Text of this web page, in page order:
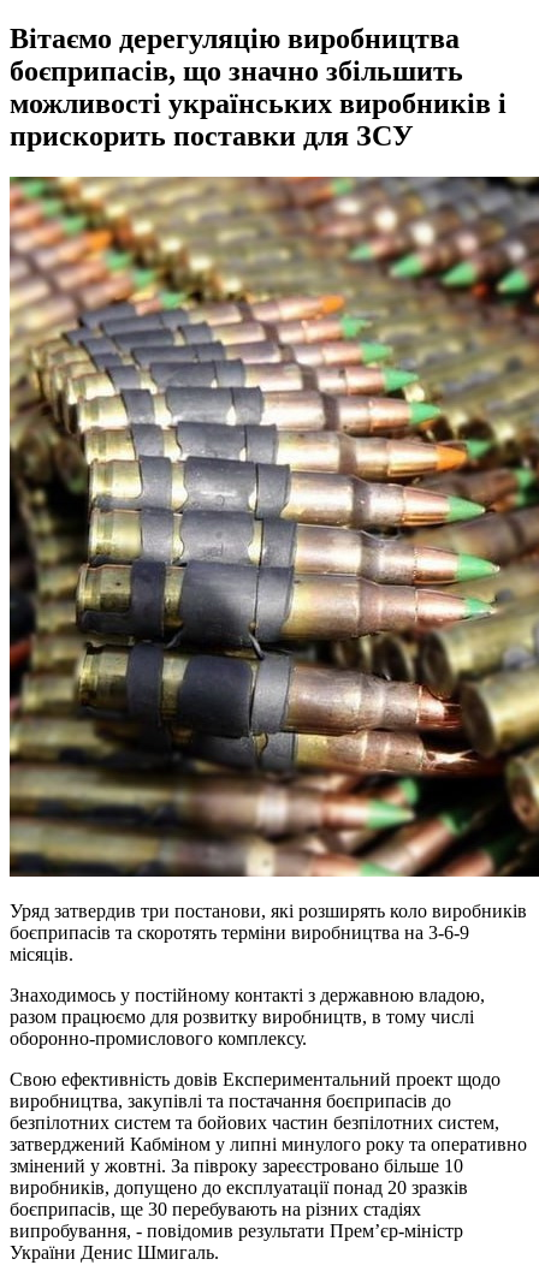
Вітаємо дерегуляцію виробництва
боєприпасів, що значно збільшить
можливості українських виробників і
прискорить поставки для ЗСУ
Уряд затвердив три постанови, які розширять коло виробників
боєприпасів та скоротять терміни виробництва на 3-6-9
місяців.
Знаходимось у постійному контакті з державною владою,
разом працюємо для розвитку виробництв, в тому числі
оборонно-промислового комплексу.
Свою ефективність довів Експериментальний проект щодо
виробництва, закупівлі та постачання боєприпасів до
безпілотних систем та бойових частин безпілотних систем,
затверджений Кабміном у липні минулого року та оперативно
змінений у жовтні. За півроку зареєстровано більше 10
виробників, допущено до експлуатації понад 20 зразків
боєприпасів, ще 30 перебувають на різних стадіях
випробування, - повідомив результати Прем’єр-міністр
України Денис Шмигаль.